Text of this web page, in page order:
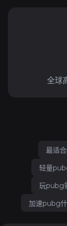
全球
最适
轻量
玩pubg
加速pubg